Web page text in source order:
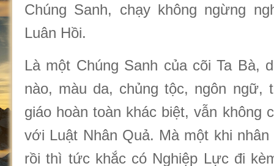
Chúng Sanh, chạy không ngừng
Luân Hồi.
Là một Chúng Sanh của cõi Ta Bà,
nào, màu da, chủng tộc, ngôn ngữ,
giáo hoàn toàn khác biệt, vẫn không
với Luật Nhân Quả. Mà một khi
rồi thì tức khắc có Nghiệp Lực đi